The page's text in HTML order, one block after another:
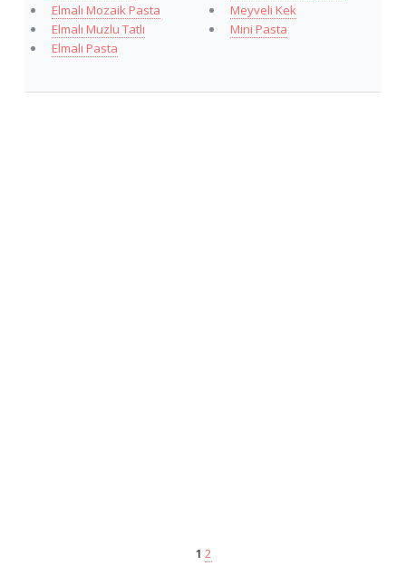
Elmalı Mozaik Pasta
Elmalı Muzlu Tatlı
Elmalı Pasta
Meyveli Kek
Mini Pasta
1 2